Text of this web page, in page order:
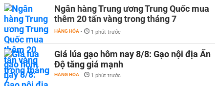
Ngân hàng Trung ương Trung Quốc mua
thêm 20 tấn vàng trong tháng 7
HÀNG HÓA - 1 phút trước
Giá lúa gạo hôm nay 8/8: Gạo nội địa Ấn
Độ tăng giá mạnh
HÀNG HÓA - 1 phút trước